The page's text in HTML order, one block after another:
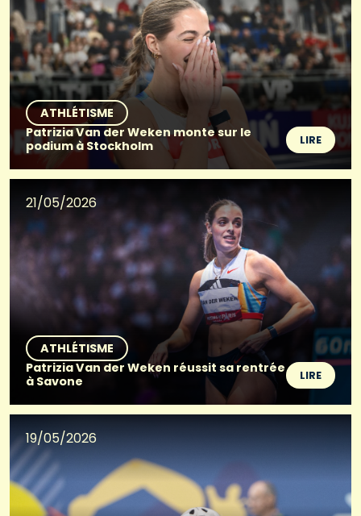
ATHLÉTISME
Patrizia Van der Weken monte sur le
podium à Stockholm
LIRE
21/05/2026
ATHLÉTISME
Patrizia Van der Weken réussit sa rentrée
à Savone
LIRE
19/05/2026